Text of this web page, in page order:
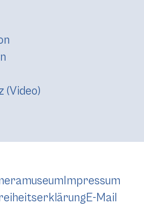
(Video)
Impressum
E-Mail